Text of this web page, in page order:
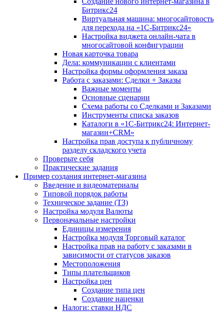
Битрикс24
Виртуальная машина: многосайтовость
для перехода на «1С-Битрикс24»
Настройка виджета онлайн-чата в
многосайтовой конфигурации
Новая карточка товара
Дела: коммуникации с клиентами
Настройка формы оформления заказа
Работа с заказами: Сделки + Заказы
Важные моменты
Основные сценарии
Схема работы со Сделками и Заказами
Инструменты списка заказов
Каталоги в «1С-Битрикс24: Интернет-
магазин+CRM»
Настройка прав доступа к публичному
разделу складского учета
Проверьте себя
Практические задания
Пример создания интернет-магазина
Введение и видеоматериалы
Типовой порядок работы
Техническое задание (ТЗ)
Настройка модуля Валюты
Первоначальные настройки
Единицы измерения
Настройка модуля Торговый каталог
Настройка прав на работу с заказами в
зависимости от статусов заказов
Местоположения
Типы плательщиков
Настройка цен
Создание типа цен
Создание наценки
Налоги: ставки НДС